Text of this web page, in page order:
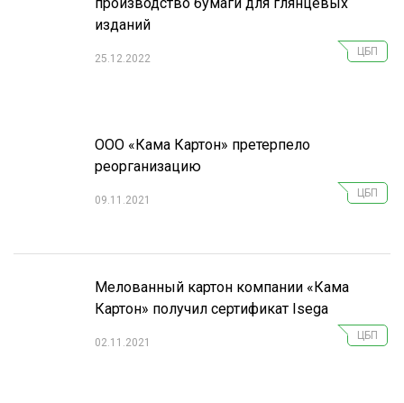
изданий
25.12.2022
ЦБП
ООО «Кама Картон» претерпело
реорганизацию
09.11.2021
ЦБП
Мелованный картон компании «Кама
Картон» получил сертификат Isega
02.11.2021
ЦБП